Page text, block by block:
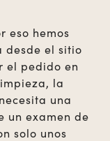
eso hemos
desde el sitio
el pedido en
la
una
un examen de
solo unos